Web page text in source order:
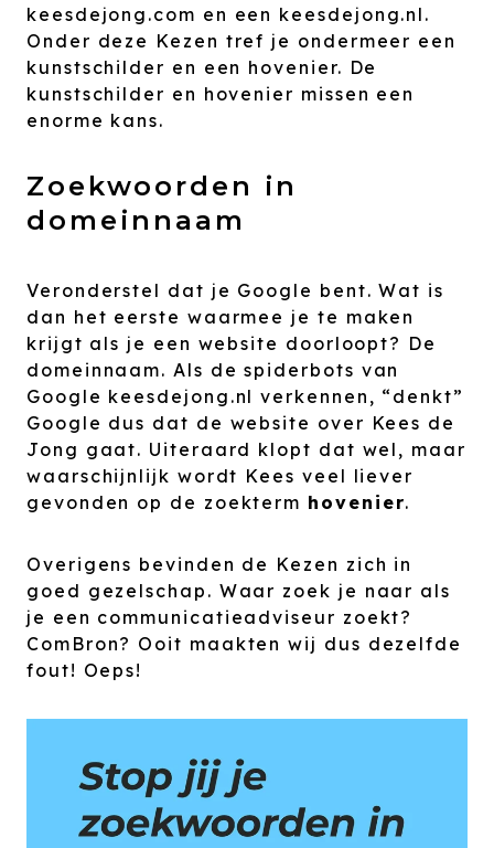
keesdejong.com en een keesdejong.nl.
Onder deze Kezen tref je ondermeer een
kunstschilder en een hovenier. De
kunstschilder en hovenier missen een
enorme kans.
Zoekwoorden in
domeinnaam
Veronderstel dat je Google bent. Wat is
dan het eerste waarmee je te maken
krijgt als je een website doorloopt? De
domeinnaam. Als de spiderbots van
Google keesdejong.nl verkennen, “denkt”
Google dus dat de website over Kees de
Jong gaat. Uiteraard klopt dat wel, maar
waarschijnlijk wordt Kees veel liever
gevonden op de zoekterm hovenier.
Overigens bevinden de Kezen zich in
goed gezelschap. Waar zoek je naar als
je een communicatieadviseur zoekt?
ComBron? Ooit maakten wij dus dezelfde
fout! Oeps!